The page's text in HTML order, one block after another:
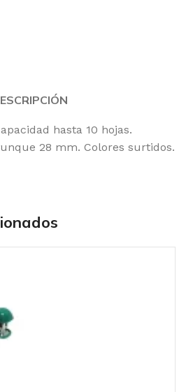
hasta 10 hojas.
28 mm. Colores surtidos.